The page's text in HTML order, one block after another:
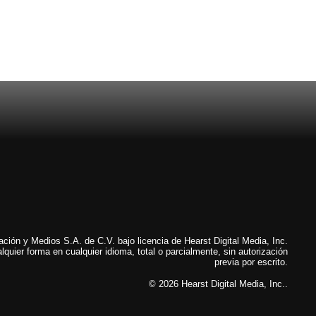
y Medios S.A. de C.V. bajo licencia de Hearst Digital Media, Inc.
forma en cualquier idioma, total o parcialmente, sin autorización
previa por escrito.
© 2026 Hearst Digital Media, Inc..